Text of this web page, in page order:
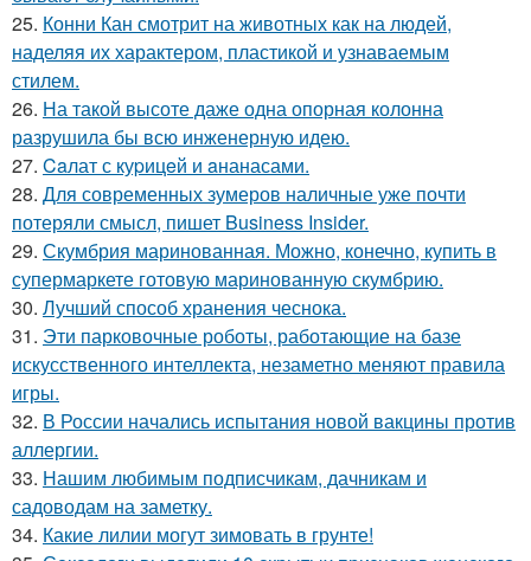
25. Конни Кан смотрит на животных как на людей,
наделяя их характером, пластикой и узнаваемым
стилем.
26. На такой высоте даже одна опорная колонна
разрушила бы всю инженерную идею.
27. Caлат с куpицeй и aнанасами.
28. Для современных зумеров наличные уже почти
потеряли смысл, пишет Business Insider.
29. Скумбрия маринованная. Можно, конечно, купить в
супермаркете готовую маринованную скумбрию.
30. Лучший способ хранения чеснока.
31. Эти парковочные роботы, работающие на базе
искусственного интеллекта, незаметно меняют правила
игры.
32. В России начались испытания новой вакцины против
аллергии.
33. Нашим любимым подписчикам, дачникам и
садоводам на заметку.
34. Какие лилии могут зимовать в грунте!